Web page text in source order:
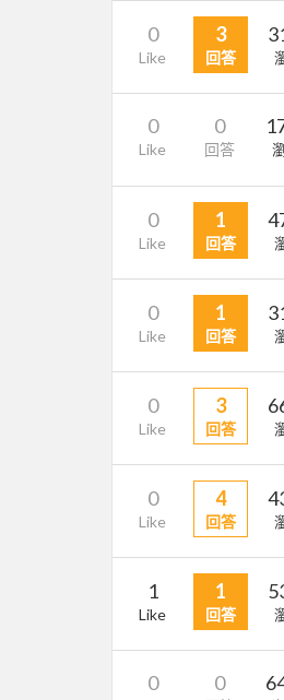
0
Like
3
回答
0
Like
0
回答
0
Like
1
回答
0
Like
1
回答
0
Like
3
回答
0
Like
4
回答
1
Like
1
回答
0 0